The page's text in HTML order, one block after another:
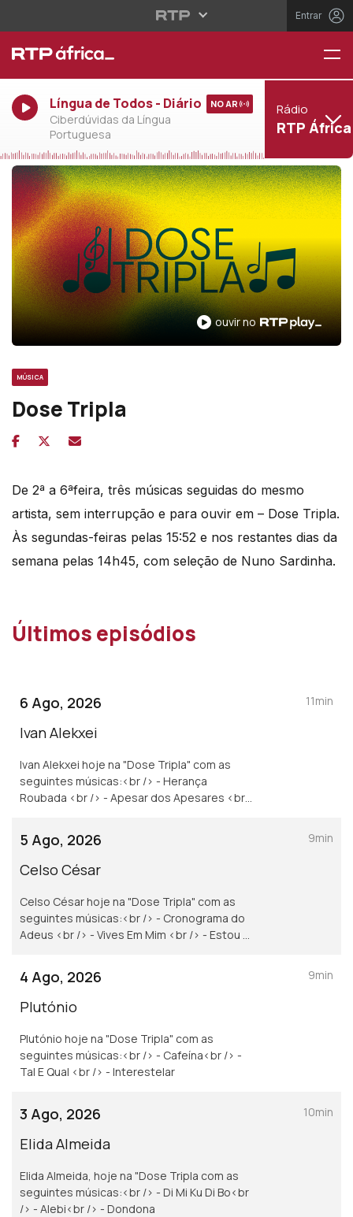
Entrar
Língua de Todos - Diário
Ciberdúvidas da Língua
Portuguesa
NO AR Rádio
RTP África
ouvir no
MÚSICA
Dose Tripla
De 2ª a 6ªfeira, três músicas seguidas do mesmo
artista, sem interrupção e para ouvir em – Dose Tripla.
Às segundas-feiras pelas 15:52 e nos restantes dias da
semana pelas 14h45, com seleção de Nuno Sardinha.
Últimos episódios
6 Ago, 2026
Ivan Alekxei
Ivan Alekxei hoje na "Dose Tripla" com as
seguintes músicas:<br /> - Herança
Roubada <br /> - Apesar dos Apesares <br
11min
5 Ago, 2026
Celso César
Celso César hoje na "Dose Tripla" com as
seguintes músicas:<br /> - Cronograma do
Adeus <br /> - Vives Em Mim <br /> - Estou a
9min
4 Ago, 2026
Plutónio
Plutónio hoje na "Dose Tripla" com as
seguintes músicas:<br /> - Cafeína<br /> -
Tal E Qual <br /> - Interestelar
9min
3 Ago, 2026
Elida Almeida
Elida Almeida, hoje na "Dose Tripla com as
seguintes músicas:<br /> - Di Mi Ku Di Bo<br
/> - Alebi<br /> - Dondona
10min